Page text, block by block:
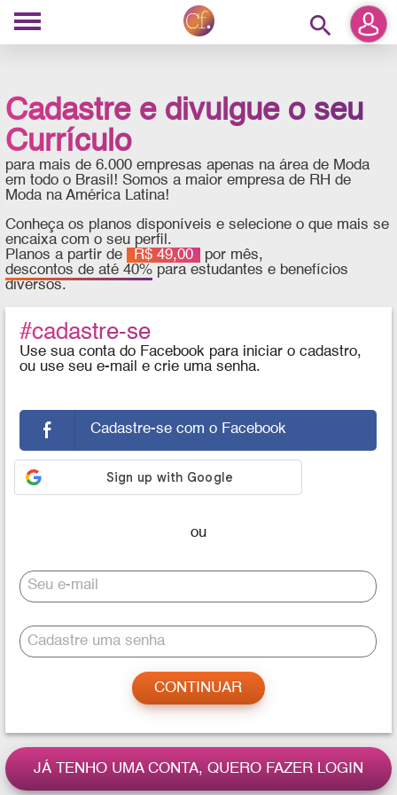
search
Cadastre e divulgue o seu
Currículo
para mais de 6.000 empresas apenas na área de Moda
em todo o Brasil! Somos a maior empresa de RH de
Moda na América Latina!
Conheça os planos disponíveis e selecione o que mais se
encaixa com o seu perfil.
Planos a partir de
R$ 49,00
por mês,
descontos de até 40% para estudantes e benefícios
diversos.
#cadastre-se
Use sua conta do Facebook para iniciar o cadastro,
ou use seu e-mail e crie uma senha.
Cadastre-se com o Facebook
Seu e-mail
Cadastre uma senha
JÁ TENHO UMA CONTA, QUERO FAZER LOGIN